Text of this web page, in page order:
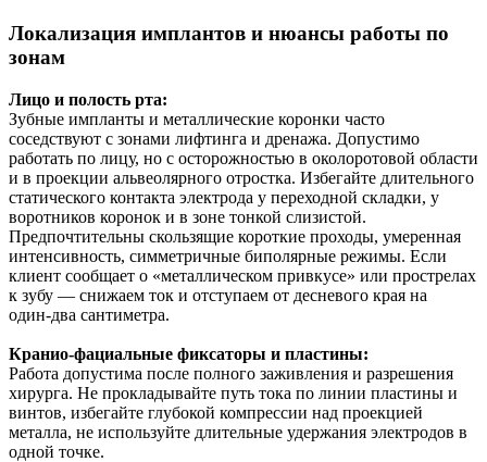
Локализация имплантов и нюансы работы по
зонам
Лицо и полость рта:
Зубные импланты и металлические коронки часто
соседствуют с зонами лифтинга и дренажа. Допустимо
работать по лицу, но с осторожностью в околоротовой области
и в проекции альвеолярного отростка. Избегайте длительного
статического контакта электрода у переходной складки, у
воротников коронок и в зоне тонкой слизистой.
Предпочтительны скользящие короткие проходы, умеренная
интенсивность, симметричные биполярные режимы. Если
клиент сообщает о «металлическом привкусе» или прострелах
к зубу — снижаем ток и отступаем от десневого края на
один‑два сантиметра.
Кранио‑фациальные фиксаторы и пластины:
Работа допустима после полного заживления и разрешения
хирурга. Не прокладывайте путь тока по линии пластины и
винтов, избегайте глубокой компрессии над проекцией
металла, не используйте длительные удержания электродов в
одной точке.